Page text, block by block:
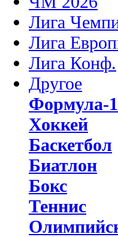
Лига
Лига
Лига Конф.
Другое
Формула-1
Хоккей
Баскетбол
Биатлон
Бокс
Теннис